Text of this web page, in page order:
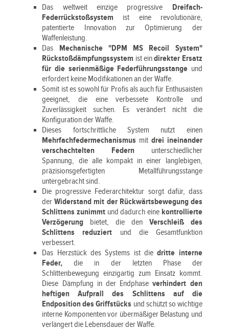
Das weltweit einzige progressive Dreifach-
Federrückstoßsystem ist eine revolutionäre,
patentierte Innovation zur Optimierung der
Waffenleistung.
Das Mechanische "DPM MS Recoil System"
Rückstoßdämpfungssystem ist eindirekter Ersatz
für die serienmäßige Federführungsstange und
erfordert keine Modifikationen an der Waffe.
Somit ist es sowohl für Profis als auch für Enthusaisten
geeignet, die eine verbessete Kontrolle und
Zuverlässigkeit suchen. Es verändert nicht die
Konfiguration der Waffe.
Dieses fortschrittliche System nutzt einen
Mehrfachfedermechanismus mit drei ineinander
verschachtelten Federn unterschiedlicher
Spannung, die alle kompakt in einer langlebigen,
präzisionsgefertigten Metallführungsstange
untergebracht sind.
Die progressive Federarchitektur sorgt dafür, dass
derWiderstand mit der Rückwärtsbewegung des
Schlittens zunimmt und dadurch eine kontrollierte
Verzögerung bietet, die den Verschleiß des
Schlittens reduziert und die Gesamtfunktion
verbessert.
Das Herzstück des Systems ist diedritte interne
Feder, die in der letzten Phase der
Schlittenbewegung einzigartig zum Einsatz kommt.
Diese Dämpfung in der Endphaseverhindert den
heftigen Aufprall des Schlittens auf die
Endposition des Griffstücks und schützt so wichtige
interne Komponenten vor übermäßiger Belastung und
verlängert die Lebensdauer der Waffe.